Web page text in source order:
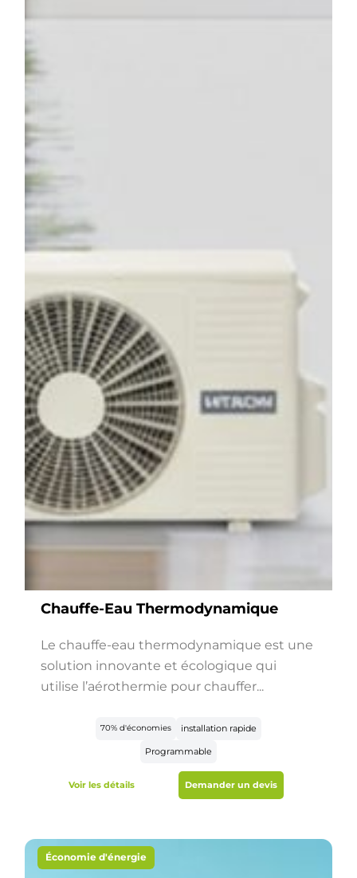
Chauffe-Eau Thermodynamique
Le chauffe-eau thermodynamique est une
solution innovante et écologique qui
utilise l’aérothermie pour chauffer...
70% d'économies installation rapide
Programmable
Voir les détails Demander un devis
Économie d'énergie